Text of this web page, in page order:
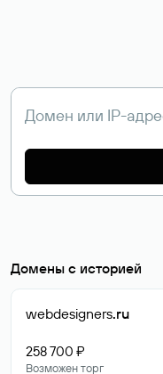
Домены с историей
webdesigners.ru
258 700 ₽
Возможен торг